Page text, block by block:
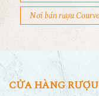
Nơi bán rượu
CỬA HÀNG